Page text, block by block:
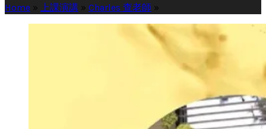
Home » 上課演講 » Charles 查老師 »